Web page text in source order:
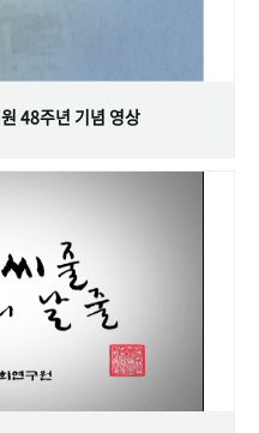
48주년 기념 영상